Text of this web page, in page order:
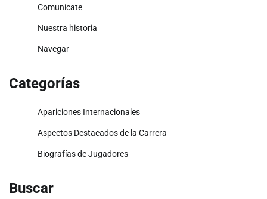
Comunícate
Nuestra historia
Navegar
Categorías
Apariciones Internacionales
Aspectos Destacados de la Carrera
Biografías de Jugadores
Buscar